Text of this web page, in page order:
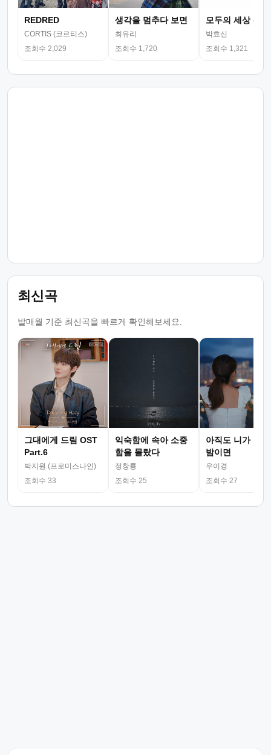
REDRED
CORTIS (코르티스)
조회수 2,029
생각을 멈추다 보면
최유리
조회수 1,720
모두의 세상 (뮤
박효신
조회수 1,321
최신곡
발매월 기준 최신곡을 빠르게 확인해보세요.
그대에게 드림 OST
Part.6
박지원 (프로미스나인)
조회수 33
익숙함에 속아 소중
함을 몰랐다
정창룡
조회수 25
아직도 니가 그
밤이면
우이경
조회수 27